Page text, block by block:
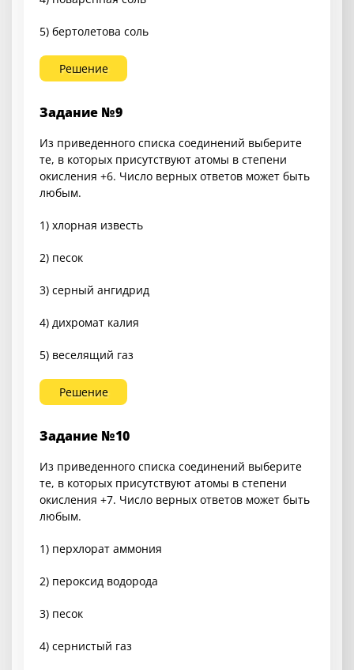
5) бертолетова соль
Решение
Задание №9
Из приведенного списка соединений выберите
те, в которых присутствуют атомы в степени
окисления +6. Число верных ответов может быть
любым.
1) хлорная известь
2) песок
3) серный ангидрид
4) дихромат калия
5) веселящий газ
Решение
Задание №10
Из приведенного списка соединений выберите
те, в которых присутствуют атомы в степени
окисления +7. Число верных ответов может быть
любым.
1) перхлорат аммония
2) пероксид водорода
3) песок
4) сернистый газ